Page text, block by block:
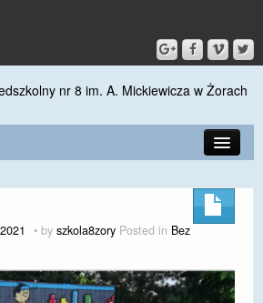
UCZNIÓW
by szkola8zory Posted in Bez